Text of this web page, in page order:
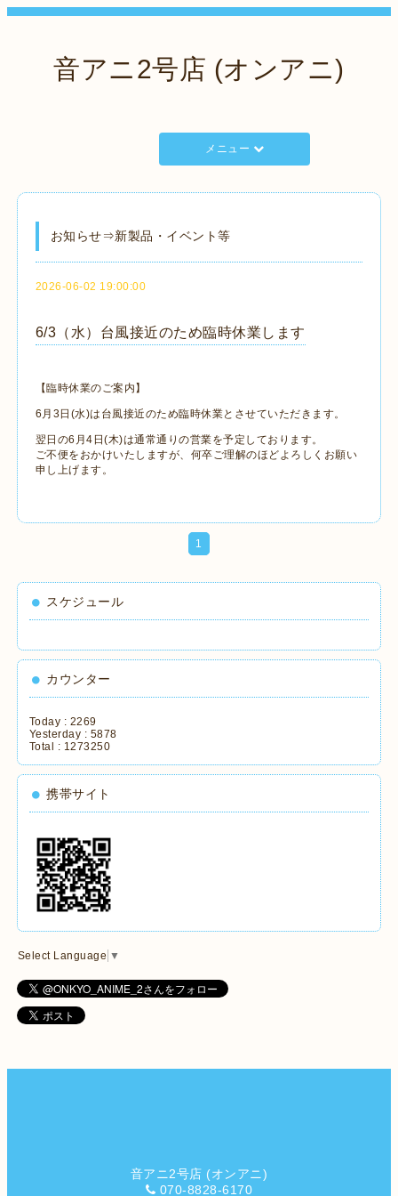
音アニ2号店 (オンアニ)
メニュー
お知らせ⇒新製品・イベント等
2026-06-02 19:00:00
6/3（水）台風接近のため臨時休業します
【臨時休業のご案内】
6月3日(水)は台風接近のため臨時休業とさせていただきます。
翌日の6月4日(木)は通常通りの営業を予定しております。
ご不便をおかけいたしますが、何卒ご理解のほどよろしくお願い
申し上げます。
1
スケジュール
カウンター
Today : 2269
Yesterday : 5878
Total : 1273250
携帯サイト
Select Language ▼
音アニ2号店 (オンアニ)
070-8828-6170